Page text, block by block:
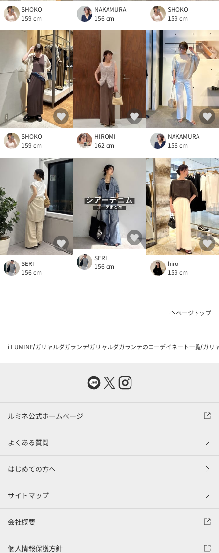
SHOKO
159 cm
NAKAMURA
156 cm
SHOKO
159 cm
SHOKO
159 cm
HIROMI
162 cm
NAKAMURA
156 cm
SERI
156 cm
SERI
156 cm
hiro
159 cm
ページトップ
i LUMINE ガリャルダガランテ ガリャルダガランテのコーデイネート一覧 ガリ
ルミネ公式ホームページ
よくある質問
はじめての方へ
サイトマップ
会社概要
個人情報保護方針